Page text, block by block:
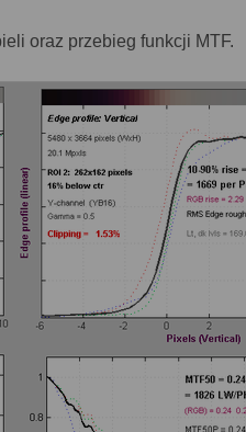
oraz przebieg funkcji MTF.